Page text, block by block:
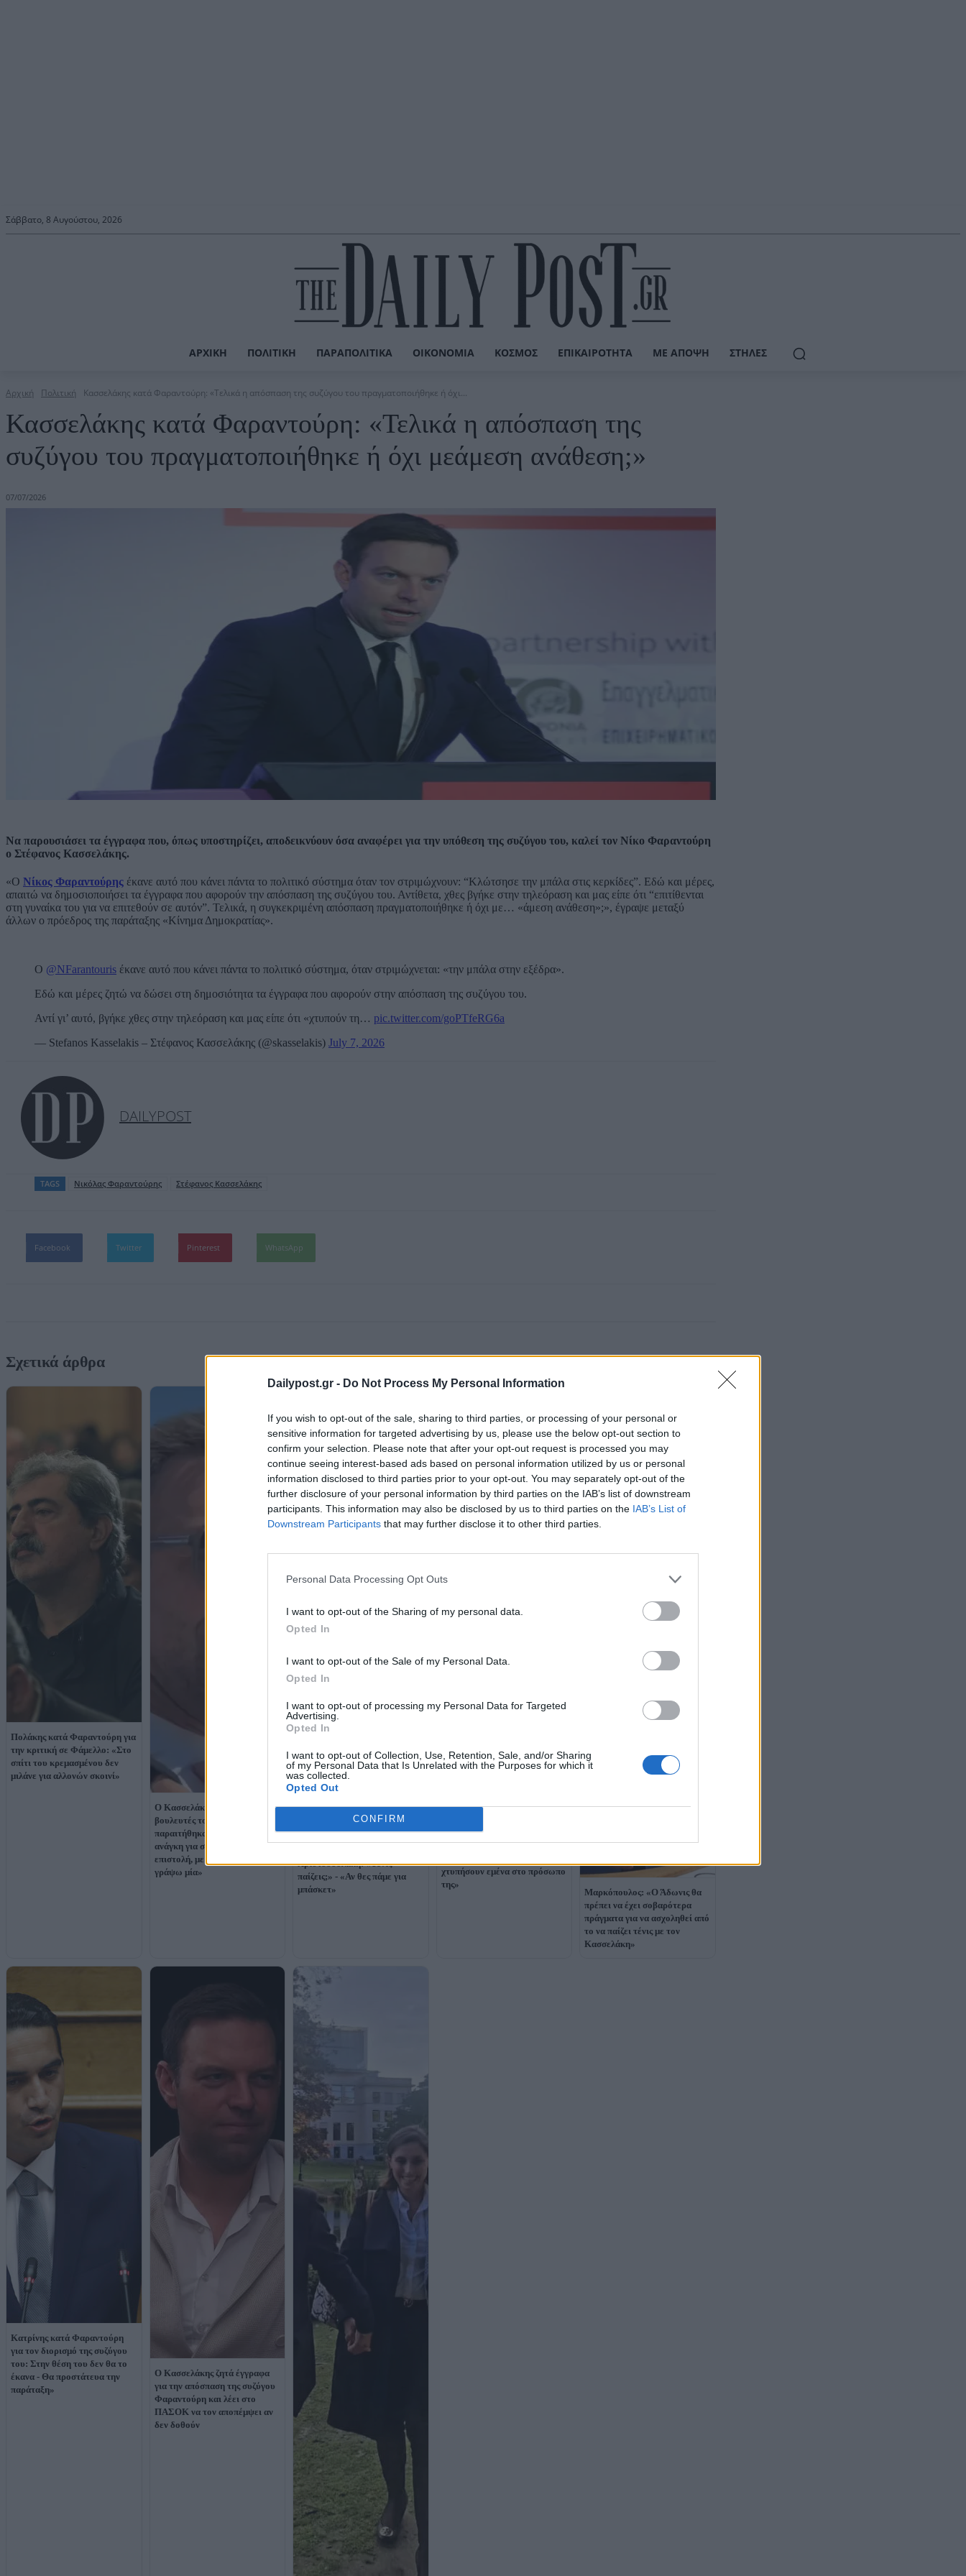
Dailypost.gr - Do Not Process My Personal Information
If you wish to opt-out of the sale, sharing to third parties, or processing of your personal or
sensitive information for targeted advertising by us, please use the below opt-out section to
confirm your selection. Please note that after your opt-out request is processed you may
continue seeing interest-based ads based on personal information utilized by us or personal
information disclosed to third parties prior to your opt-out. You may separately opt-out of the
further disclosure of your personal information by third parties on the IAB’s list of downstream
participants. This information may also be disclosed by us to third parties on the IAB’s List of
Downstream Participants that may further disclose it to other third parties.
Personal Data Processing Opt Outs
I want to opt-out of the Sharing of my personal data.
Opted In
I want to opt-out of the Sale of my Personal Data.
Opted In
I want to opt-out of processing my Personal Data for Targeted
Advertising.
Opted In
I want to opt-out of Collection, Use, Retention, Sale, and/or Sharing
of my Personal Data that Is Unrelated with the Purposes for which it
was collected.
Opted Out
CONFIRM
Σάββατο, 8 Αυγούστου, 2026
ΑΡΧΙΚΉ ΠΟΛΙΤΙΚΉ ΠΑΡΑΠΟΛΙΤΙΚΆ ΟΙΚΟΝΟΜΊΑ ΚΌΣΜΟΣ ΕΠΙΚΑΙΡΌΤΗΤΑ ΜΕ ΆΠΟΨΗ ΣΤΉΛΕΣ
Αρχική Πολιτική Κασσελάκης κατά Φαραντούρη: «Τελικά η απόσπαση της συζύγου του πραγματοποιήθηκε ή όχι...
Κασσελάκης κατά Φαραντούρη: «Τελικά η απόσπαση της
συζύγου του πραγματοποιήθηκε ή όχι μεάμεση ανάθεση;»
07/07/2026
Να παρουσιάσει τα έγγραφα που, όπως υποστηρίζει, αποδεικνύουν όσα αναφέρει για την υπόθεση της συζύγου του, καλεί τον Νίκο Φαραντούρη
ο Στέφανος Κασσελάκης.
«Ο Νίκος Φαραντούρης έκανε αυτό που κάνει πάντα το πολιτικό σύστημα όταν τον στριμώχνουν: “Κλώτσησε την μπάλα στις κερκίδες”. Εδώ και μέρες,
απαιτώ να δημοσιοποιήσει τα έγγραφα που αφορούν την απόσπαση της συζύγου του. Αντίθετα, χθες βγήκε στην τηλεόραση και μας είπε ότι “επιτίθενται
στη γυναίκα του για να επιτεθούν σε αυτόν”. Τελικά, η συγκεκριμένη απόσπαση πραγματοποιήθηκε ή όχι με… «άμεση ανάθεση»;», έγραψε μεταξύ
άλλων ο πρόεδρος της παράταξης «Κίνημα Δημοκρατίας».
Ο @NFarantouris έκανε αυτό που κάνει πάντα το πολιτικό σύστημα, όταν στριμώχνεται: «την μπάλα στην εξέδρα».
Εδώ και μέρες ζητώ να δώσει στη δημοσιότητα τα έγγραφα που αφορούν στην απόσπαση της συζύγου του.
Αντί γι’ αυτό, βγήκε χθες στην τηλεόραση και μας είπε ότι «χτυπούν τη… pic.twitter.com/goPTfeRG6a
— Stefanos Kasselakis – Στέφανος Κασσελάκης (@skasselakis) July 7, 2026
DAILYPOST
TAGS Νικόλας Φαραντούρης Στέφανος Κασσελάκης
Facebook Twitter Pinterest WhatsApp
Σχετικά άρθρα
Πολάκης κατά Φαραντούρη για
την κριτική σε Φάμελλο: «Στο
σπίτι του κρεμασμένου δεν
μιλάνε για αλλονών σκοινί»
Ο Κασσελάκης τρολάρει τους
βουλευτές του ΣΥΡΙΖΑ που
παραιτήθηκαν: «Αν έχετε
ανάγκη για συστατική
επιστολή, με χαρά να σας
γράψω μία»
Χριστοδουλάκη: «Τένις
παίζεις;» - «Αν θες πάμε για
μπάσκετ»
Φαραντούρης για διορισμό της
συζύγου του: «Είναι όλα
χτυπήσουν εμένα στο πρόσωπο
της»
Μαρκόπουλος: «Ο Άδωνις θα
πρέπει να έχει σοβαρότερα
πράγματα για να ασχοληθεί από
το να παίζει τένις με τον
Κασσελάκη»
Κατρίνης κατά Φαραντούρη
για τον διορισμό της συζύγου
του: Στην θέση του δεν θα το
έκανα - Θα προστάτευα την
παράταξη»
Ο Κασσελάκης ζητά έγγραφα
για την απόσπαση της συζύγου
Φαραντούρη και λέει στο
ΠΑΣΟΚ να τον αποπέμψει αν
δεν δοθούν